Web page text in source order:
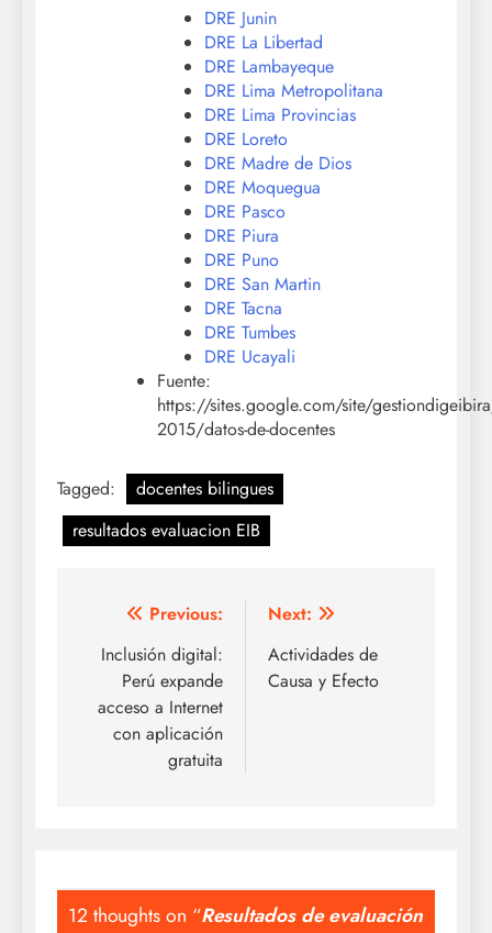
DRE Junin
DRE La Libertad
DRE Lambayeque
DRE Lima Metropolitana
DRE Lima Provincias
DRE Loreto
DRE Madre de Dios
DRE Moquegua
DRE Pasco
DRE Piura
DRE Puno
DRE San Martin
DRE Tacna
DRE Tumbes
DRE Ucayali
Fuente:
https://sites.google.com/site/
2015/datos-de-docentes
Tagged:
docentes bilingues
resultados evaluacion EIB
Navegación
de
entradas
Previous:
Inclusión digital:
Perú expande
acceso a Internet
con aplicación
gratuita
Next:
Actividades de
Causa y Efecto
12 thoughts on “Resultados de evaluación